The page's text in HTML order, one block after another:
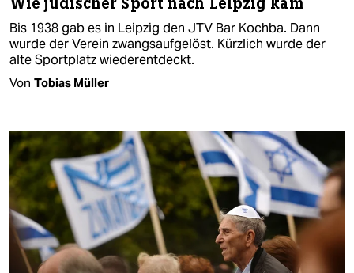
Bis 1938 gab es in Leipzig den JTV Bar Kochba. Dann
wurde der Verein zwangsaufgelöst. Kürzlich wurde der
alte Sportplatz wiederentdeckt.
Von Tobias Müller